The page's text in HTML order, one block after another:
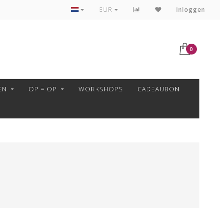
VEILIG BETALEN MET MOLLIE!
EUR Inloggen
0
OP = OP WORKSHOPS CADEAUBON